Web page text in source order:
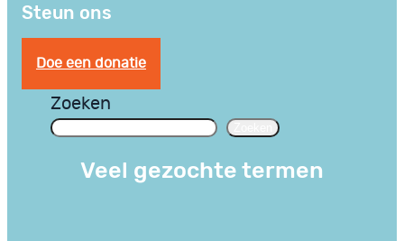
Steun ons
Doe een donatie
Zoeken
Veel gezochte termen